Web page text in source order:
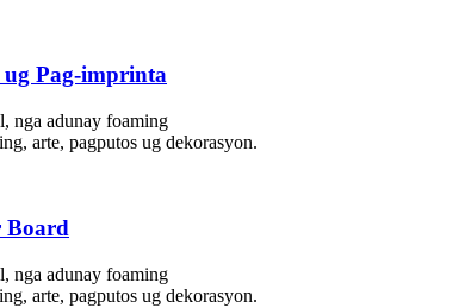
ug Pag-imprinta
nga adunay foaming
arte, pagputos ug dekorasyon.
Board
nga adunay foaming
arte, pagputos ug dekorasyon.